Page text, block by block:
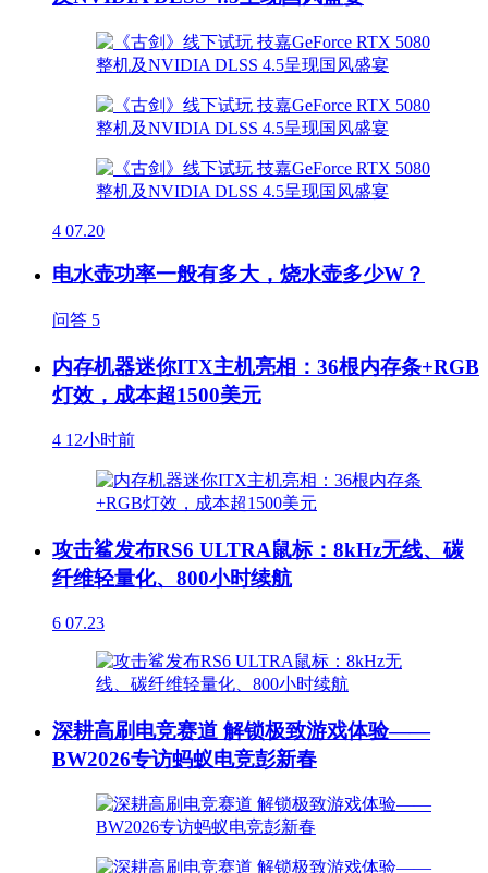
4 07.20
电水壶功率一般有多大，烧水壶多少W？
问答 5
内存机器迷你ITX主机亮相：36根内存条+RGB
灯效，成本超1500美元
4 12小时前
攻击鲨发布RS6 ULTRA鼠标：8kHz无线、碳
纤维轻量化、800小时续航
6 07.23
深耕高刷电竞赛道 解锁极致游戏体验——
BW2026专访蚂蚁电竞彭新春